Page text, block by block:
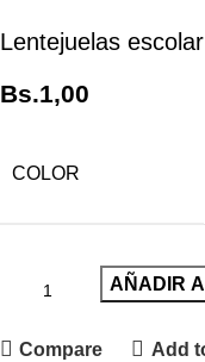
Lentejuelas
Bs.1,00
COLOR
AÑADIR
Compare Add